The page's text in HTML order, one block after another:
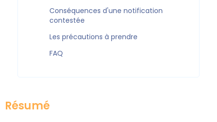
Conséquences d'une notification
contestée
Les précautions à prendre
FAQ
Résumé